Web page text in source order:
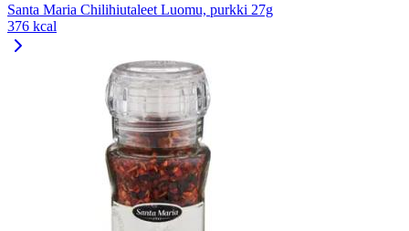
Santa Maria Chilihiutaleet Luomu, purkki 27g
376 kcal